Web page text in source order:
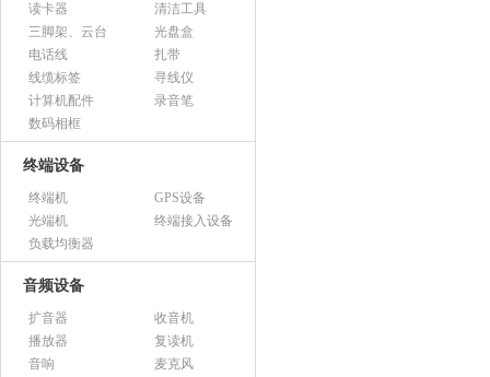
读卡器
清洁工具
三脚架、云台
光盘盒
电话线
扎带
线缆标签
寻线仪
计算机配件
录音笔
数码相框
终端设备
终端机
GPS设备
光端机
终端接入设备
负载均衡器
音频设备
扩音器
收音机
播放器
复读机
音响
麦克风